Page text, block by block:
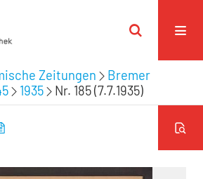
Zeitungen
Bremer
1935 Nr. 185 (7.7.1935)